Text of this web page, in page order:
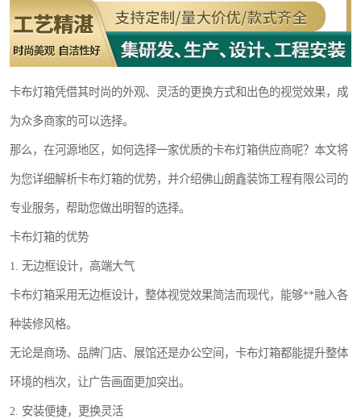
卡布灯箱凭借其时尚的外观、灵活的更换方式和出色的视觉效果，成
为众多商家的可以选择。
那么，在河源地区，如何选择一家优质的卡布灯箱供应商呢？本文将
为您详细解析卡布灯箱的优势，并介绍佛山朗鑫装饰工程有限公司的
专业服务，帮助您做出明智的选择。
卡布灯箱的优势
1. 无边框设计，高端大气
卡布灯箱采用无边框设计，整体视觉效果简洁而现代，能够**融入各
种装修风格。
无论是商场、品牌门店、展馆还是办公空间，卡布灯箱都能提升整体
环境的档次，让广告画面更加突出。
2. 安装便捷，更换灵活